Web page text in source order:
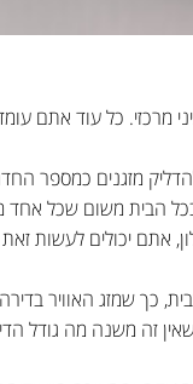
מרכזי. כל עוד אתם
מזגנים כמספר
הבית משום שכל
אתם יכולים לעשות
כך שמזג האוויר
שאין זה משנה מה גודל